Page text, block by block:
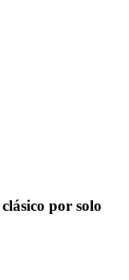
por solo